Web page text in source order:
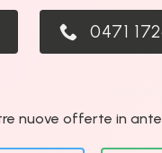
0471
nuove offerte in